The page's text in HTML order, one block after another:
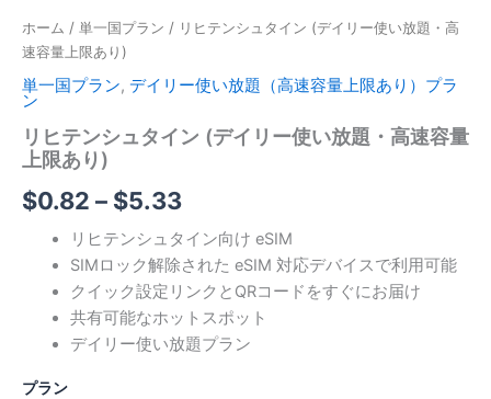
ホーム / 単一国プラン / リヒテンシュタイン (デイリー使い放題・高
速容量上限あり)
単一国プラン, デイリー使い放題（高速容量上限あり）プラ
ン
リヒテンシュタイン (デイリー使い放題・高速容量
上限あり)
$0.82 – $5.33価
格
帯:
$0.82
–
リヒテンシュタイン向け eSIM
SIMロック解除された eSIM 対応デバイスで利用可能
クイック設定リンクとQRコードをすぐにお届け
共有可能なホットスポット
デイリー使い放題プラン
プラン